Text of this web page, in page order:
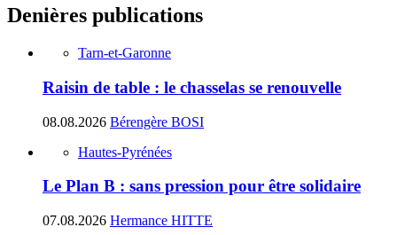
Denières publications
Tarn-et-Garonne
Raisin de table : le chasselas se renouvelle
08.08.2026 Bérengère BOSI
Hautes-Pyrénées
Le Plan B : sans pression pour être solidaire
07.08.2026 Hermance HITTE